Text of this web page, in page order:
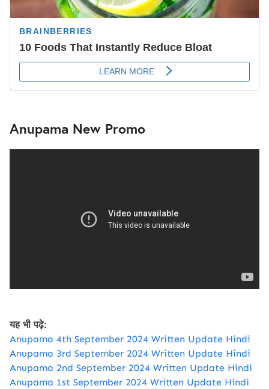
Anupama New Promo
यह भी पढ़े:
Anupama 4th September 2024 Written Update Hindi
Anupama 3rd September 2024 Written Update Hindi
Anupama 2nd September 2024 Written Update Hindi
Anupama 1st September 2024 Written Update Hindi